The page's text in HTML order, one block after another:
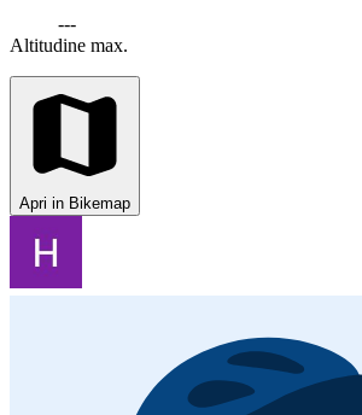
---
Altitudine max.
Apri in Bikemap